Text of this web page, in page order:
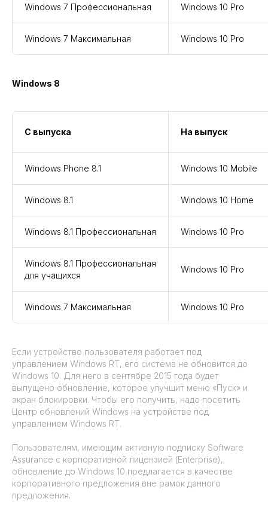
Windows 7 Профессиональная Windows 10 Pro
Windows 7 Максимальная Windows 10 Pro
Windows 8
С выпуска На выпуск
Windows Phone 8.1 Windows 10 Mobile
Windows 8.1 Windows 10 Home
Windows 8.1 Профессиональная Windows 10 Pro
Windows 8.1 Профессиональная
для учащихся
Windows 10 Pro
Windows 7 Максимальная Windows 10 Pro
Если устройство пользователя работает под
управлением Windows RT, его система не обновится до
Windows 10. Для него в сентябре 2015 года будет
выпущено обновление, которое улучшит меню «Пуск» и
экран блокировки. Чтобы его получить, надо посетить
Центр обновлений Windows на устройстве под
управлением Windows RT.
Пользователям, имеющим активную подписку Software
Assurance с корпоративной лицензией (Enterprise),
обновление до Windows 10 предлагается в качестве
корпоративного предложения вне рамок данного
предложения.